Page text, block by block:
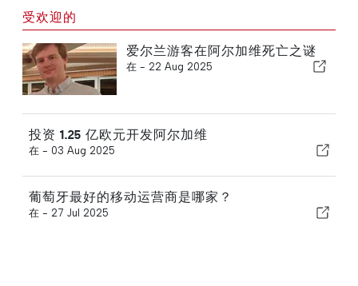
受欢迎的
爱尔兰游客在阿尔加维死亡之谜
在 - 22 Aug 2025
投资 1.25 亿欧元开发阿尔加维
在 - 03 Aug 2025
葡萄牙最好的移动运营商是哪家？
在 - 27 Jul 2025